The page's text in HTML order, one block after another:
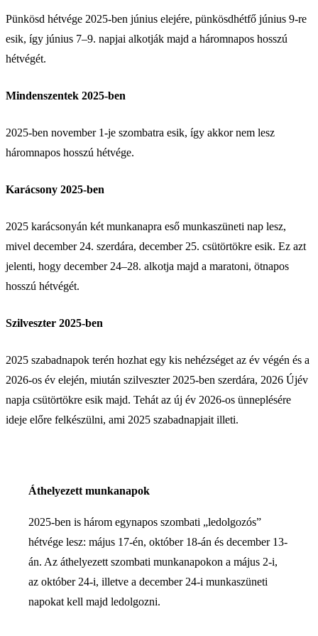
Pünkösd hétvége 2025-ben június elejére, pünkösdhétfő június 9-re
esik, így június 7–9. napjai alkotják majd a háromnapos hosszú
hétvégét.
Mindenszentek 2025-ben
2025-ben november 1-je szombatra esik, így akkor nem lesz
háromnapos hosszú hétvége.
Karácsony 2025-ben
2025 karácsonyán két munkanapra eső munkaszüneti nap lesz,
mivel december 24. szerdára, december 25. csütörtökre esik. Ez azt
jelenti, hogy december 24–28. alkotja majd a maratoni, ötnapos
hosszú hétvégét.
Szilveszter 2025-ben
2025 szabadnapok terén hozhat egy kis nehézséget az év végén és a
2026-os év elején, miután szilveszter 2025-ben szerdára, 2026 Újév
napja csütörtökre esik majd. Tehát az új év 2026-os ünneplésére
ideje előre felkészülni, ami 2025 szabadnapjait illeti.
Áthelyezett munkanapok
2025-ben is három egynapos szombati „ledolgozós”
hétvége lesz: május 17-én, október 18-án és december 13-
án. Az áthelyezett szombati munkanapokon a május 2-i,
az október 24-i, illetve a december 24-i munkaszüneti
napokat kell majd ledolgozni.